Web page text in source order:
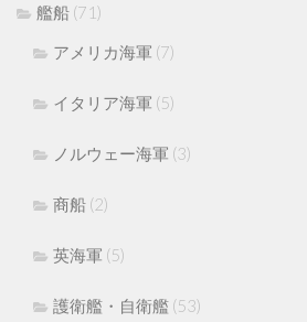
艦船 (71)
アメリカ海軍 (7)
イタリア海軍 (5)
ノルウェー海軍 (3)
商船 (2)
英海軍 (5)
護衛艦・自衛艦 (53)